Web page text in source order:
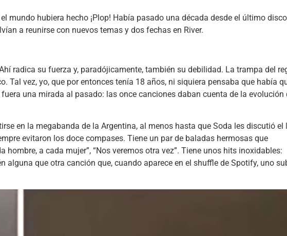
mundo hubiera hecho ¡Plop! Había pasado una década desde el último disco
a reunirse con nuevos temas y dos fechas en River.
radica su fuerza y, paradójicamente, también su debilidad. La trampa del
vez, yo, que por entonces tenía 18 años, ni siquiera pensaba que había
una mirada al pasado: las once canciones daban cuenta de la evolución
en la megabanda de la Argentina, al menos hasta que Soda les discutió el
evitaron los doce compases. Tiene un par de baladas hermosas que
a cada mujer”, “Nos veremos otra vez”. Tiene unos hits inoxidables:
alguna que otra canción que, cuando aparece en el shuffle de Spotify, uno